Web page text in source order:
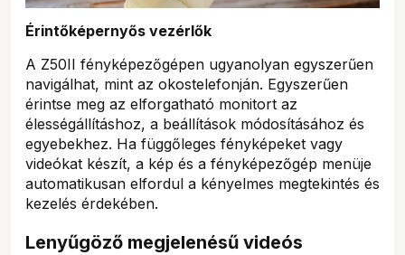
Érintőképernyős vezérlők
A Z50II fényképezőgépen ugyanolyan egyszerűen
navigálhat, mint az okostelefonján. Egyszerűen
érintse meg az elforgatható monitort az
élességállításhoz, a beállítások módosításához és
egyebekhez. Ha függőleges fényképeket vagy
videókat készít, a kép és a fényképezőgép menüje
automatikusan elfordul a kényelmes megtekintés és
kezelés érdekében.
Lenyűgöző megjelenésű videós